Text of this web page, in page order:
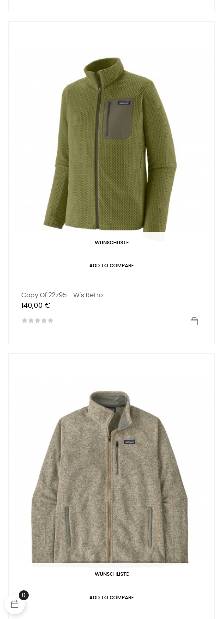
WUNSCHLISTE
ADD TO COMPARE
Copy Of 22795 - W's Retro...
Preis
140,00 €
WUNSCHLISTE
ADD TO COMPARE
0